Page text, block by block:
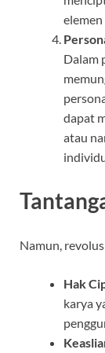
Dalam
dapat
atau
Namun,
Hak
karya